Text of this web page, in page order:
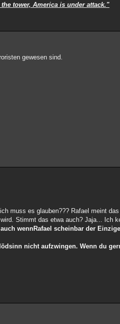
tower, America is under attack."
gewesen sind.
muss es glauben??? Rafael meint
Stimmt das etwa auch? Jaja... Ich
wennRafael scheinbar der
nicht aufzwingen. Wenn du